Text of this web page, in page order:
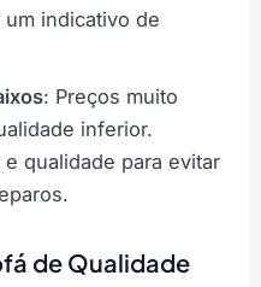
indicativo de
: Preços muito
inferior.
qualidade para evitar
de Qualidade